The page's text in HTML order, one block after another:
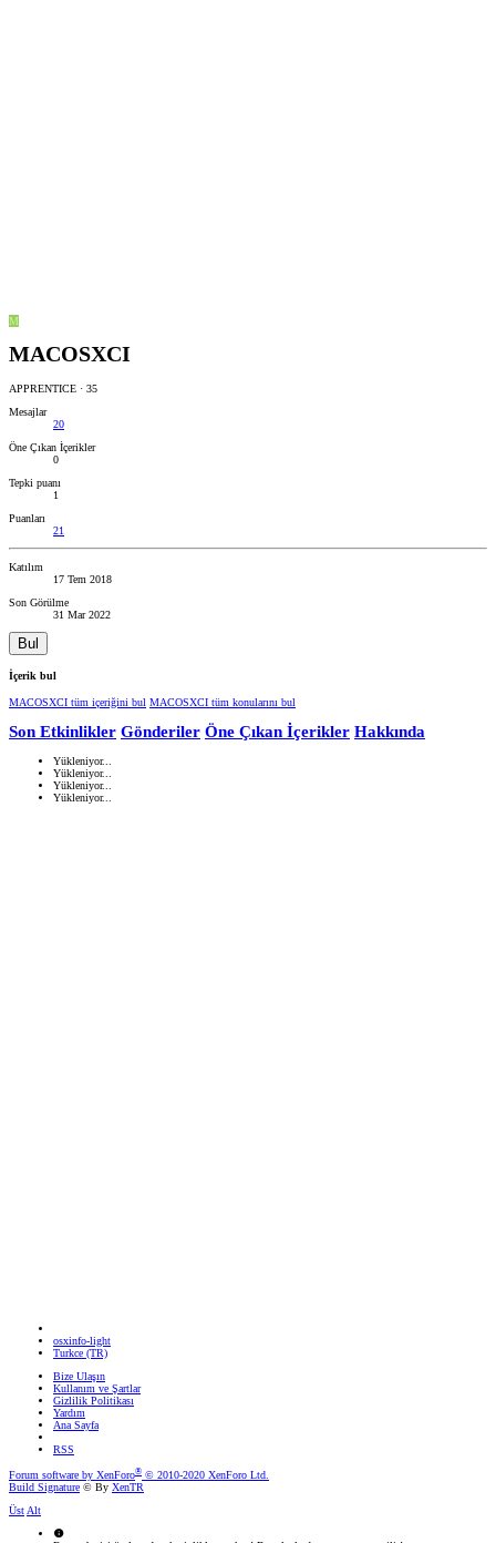
M
MACOSXCI
APPRENTICE · 35
Mesajlar
20
Öne Çıkan İçerikler
0
Tepki puanı
1
Puanları
21
Katılım
17 Tem 2018
Son Görülme
31 Mar 2022
Bul
İçerik bul
MACOSXCI tüm içeriğini bul MACOSXCI tüm konularını bul
Son Etkinlikler Gönderiler Öne Çıkan İçerikler Hakkında
Yükleniyor...
Yükleniyor...
Yükleniyor...
Yükleniyor...
osxinfo-light
Turkce (TR)
Bize Ulaşın
Kullanım ve Şartlar
Gizlilik Politikası
Yardım
Ana Sayfa
RSS
Forum software by XenForo® © 2010-2020 XenForo Ltd.
Build Signature © By XenTR
ÜstAlt